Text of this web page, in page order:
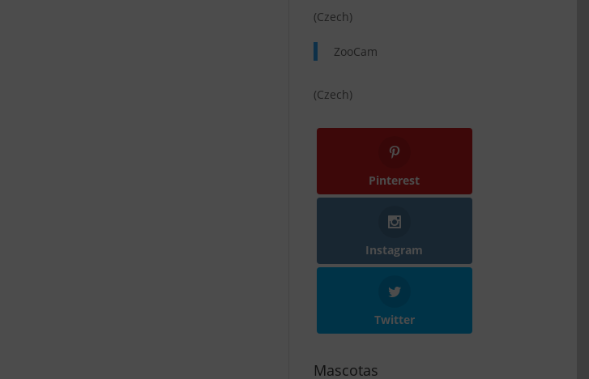
(Czech)
ZooCam
(Czech)
Pinterest
Instagram
Twitter
Mascotas